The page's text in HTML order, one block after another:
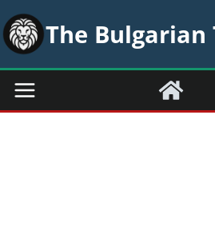
Skip
to
content
The Bulgarian